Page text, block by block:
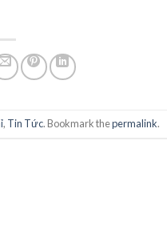
, Tin Tức. Bookmark thepermalink.